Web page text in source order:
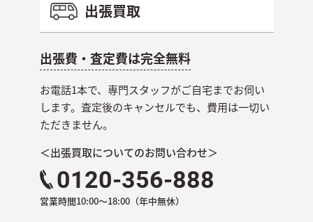
出張買取
出張費・査定費は完全無料
お電話1本で、専門スタッフがご自宅までお伺い
します。査定後のキャンセルでも、費用は一切い
ただきません。
＜出張買取についてのお問い合わせ＞
0120-356-888
営業時間10:00～18:00（年中無休）